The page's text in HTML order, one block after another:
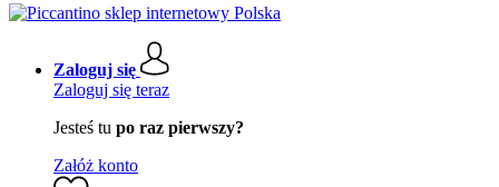
Zaloguj się
Zaloguj się teraz
Jesteś tu po raz pierwszy?
Załóż konto